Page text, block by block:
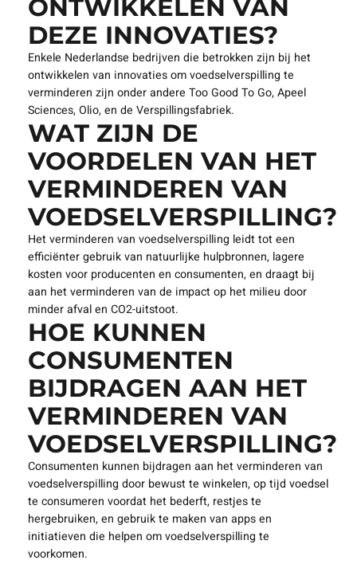
ONTWIKKELEN VAN
DEZE INNOVATIES?
Enkele Nederlandse bedrijven die betrokken zijn bij het
ontwikkelen van innovaties om voedselverspilling te
verminderen zijn onder andere Too Good To Go, Apeel
Sciences, Olio, en de Verspillingsfabriek.
WAT ZIJN DE
VOORDELEN VAN HET
VERMINDEREN VAN
VOEDSELVERSPILLING?
Het verminderen van voedselverspilling leidt tot een
efficiënter gebruik van natuurlijke hulpbronnen, lagere
kosten voor producenten en consumenten, en draagt bij
aan het verminderen van de impact op het milieu door
minder afval en CO2-uitstoot.
HOE KUNNEN
CONSUMENTEN
BIJDRAGEN AAN HET
VERMINDEREN VAN
VOEDSELVERSPILLING?
Consumenten kunnen bijdragen aan het verminderen van
voedselverspilling door bewust te winkelen, op tijd voedsel
te consumeren voordat het bederft, restjes te
hergebruiken, en gebruik te maken van apps en
initiatieven die helpen om voedselverspilling te
voorkomen.